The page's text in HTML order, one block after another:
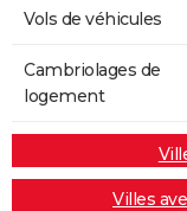
Vols de véhicules
Cambriolages de
logement
Villes